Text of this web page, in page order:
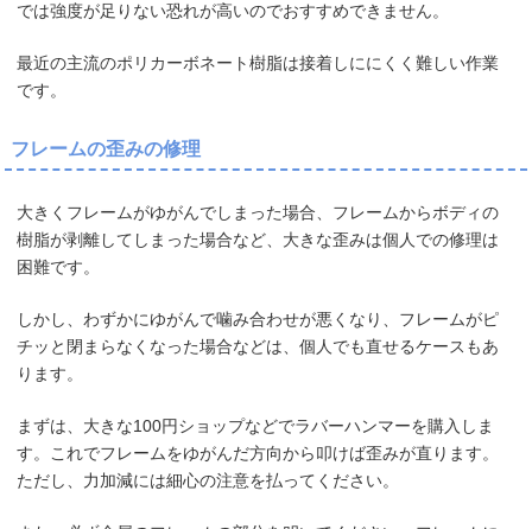
では強度が足りない恐れが高いのでおすすめできません。
最近の主流のポリカーボネート樹脂は接着しににくく難しい作業
です。
フレームの歪みの修理
大きくフレームがゆがんでしまった場合、フレームからボディの
樹脂が剥離してしまった場合など、大きな歪みは個人での修理は
困難です。
しかし、わずかにゆがんで噛み合わせが悪くなり、フレームがピ
チッと閉まらなくなった場合などは、個人でも直せるケースもあ
ります。
まずは、大きな100円ショップなどでラバーハンマーを購入しま
す。これでフレームをゆがんだ方向から叩けば歪みが直ります。
ただし、力加減には細心の注意を払ってください。